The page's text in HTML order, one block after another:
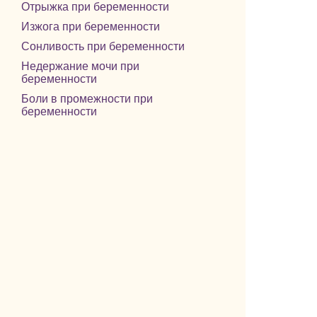
Отрыжка при беременности
Изжога при беременности
Сонливость при беременности
Недержание мочи при
беременности
Боли в промежности при
беременности